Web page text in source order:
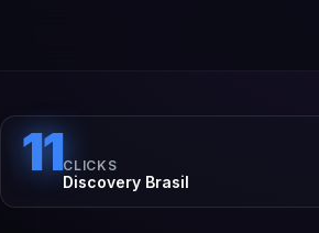
11CLICKS
Discovery Brasil